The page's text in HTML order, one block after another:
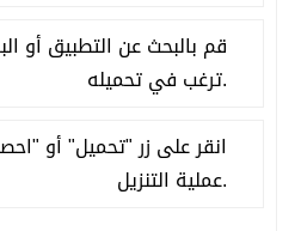
قم بالبحث عن التطبيق أو
ترغب في تحميله.
انقر على زر "تحميل" أو
عملية التنزيل.